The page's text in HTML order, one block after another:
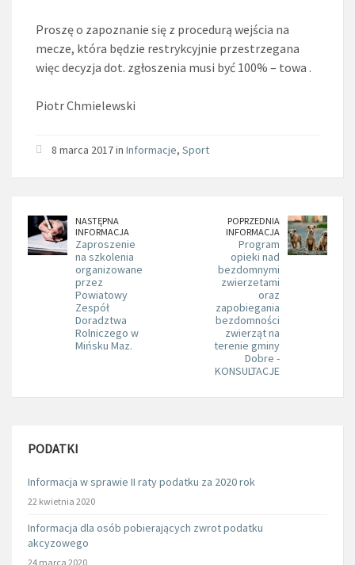
Proszę o zapoznanie się z procedurą wejścia na
mecze, która będzie restrykcyjnie przestrzegana
więc decyzja dot. zgłoszenia musi być 100% – towa .
Piotr Chmielewski
8 marca 2017 in Informacje, Sport
NASTĘPNA
INFORMACJA
Zaproszenie
na szkolenia
organizowane
przez
Powiatowy
Zespół
Doradztwa
Rolniczego w
Mińsku Maz.
POPRZEDNIA
INFORMACJA
Program
opieki nad
bezdomnymi
zwierzetami
oraz
zapobiegania
bezdomności
zwierząt na
terenie gminy
Dobre -
KONSULTACJE
PODATKI
Informacja w sprawie II raty podatku za 2020 rok
22 kwietnia 2020
Informacja dla osób pobierających zwrot podatku
akcyzowego
24 marca 2020